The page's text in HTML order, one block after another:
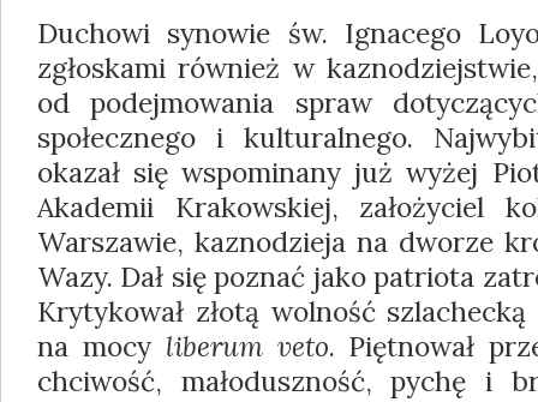
Duchowi synowie św. Ignacego
zgłoskami również w
od podejmowania spraw
społecznego i kulturalnego.
okazał się wspominany już wyżej
Akademii Krakowskiej, założyciel
Warszawie, kaznodzieja na dworze
Wazy. Dał się poznać jako patriota
Krytykował złotą wolność
na mocy liberum veto. Piętnował
chciwość, małoduszność, pychę i